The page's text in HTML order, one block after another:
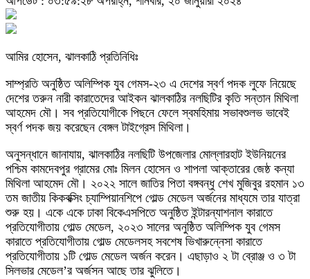
আমির হোসেন, ঝালকাঠি প্রতিনিধিঃ
সাম্প্রতি অনুষ্ঠিত অলিম্পিক যুব গেমস-২৩ এ দেশের স্বর্ণ পদক লুফে নিয়েছে
দেশের তরুন নারী কারাতেদের আইকন ঝালকাঠির নলছিটির কৃতি সন্তান মিথিলা
আহমেদ মৌ। সব প্রতিযোগীকে পিছনে ফেলে স্বমহিমায় সভাবশুলভ ভাবেই
স্বর্ণ পদক জয় করেছেন বেঙ্গল টাইগ্রেস মিথিলা।
অনুসন্ধানে জানাযায়, ঝালকাঠির নলছিটি উপজেলার মোল্লারহাট ইউনিয়নের
পশ্চিম কামদেবপুর গ্রামের মোঃ মিলন হোসেন ও শাপলা আক্তারের জেষ্ঠ কন্যা
মিথিলা আহমেদ মৌ। ২০২২ সালে জাতির পিতা বঙ্গবন্ধু শেখ মুজিবুর রহমান ১৩
তম জাতীয় কিকবক্সিং চ্যাম্পিয়ানশিপে গোল্ড মেডেল অর্জনের মাধ্যমে তার যাত্রা
শুরু হয়। একে একে ঢাকা বিকেএসপিতে অনুষ্ঠিত ইন্টারন্যাশনাল কারাতে
প্রতিযোগীতায় গোল্ড মেডেল, ২০২৩ সালের অনুষ্ঠিত অলিম্পিক যুব গেমস
কারাতে প্রতিযোগীতায় গোল্ড মেডেলসহ সবশেষ ভিখারুন্নেসা কারাতে
প্রতিযোগীতায় ১টি গোল্ড মেডেল অর্জন করেন। এছাড়াও ২ টা ব্রোঞ্জ ও ৩ টা
সিলভার মেডেল’র অর্জসন আছে তার ঝুলিতে।